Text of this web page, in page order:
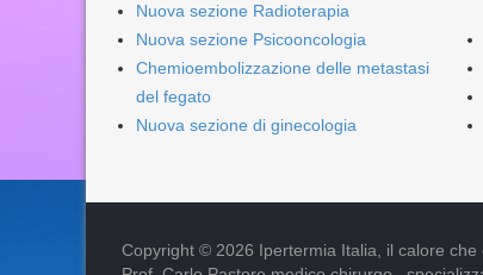
Nuova sezione Radioterapia
Nuova sezione Psicooncologia
Chemioembolizzazione delle metastasi
del fegato
Nuova sezione di ginecologia
Copyright © 2026 Ipertermia Italia, il calore